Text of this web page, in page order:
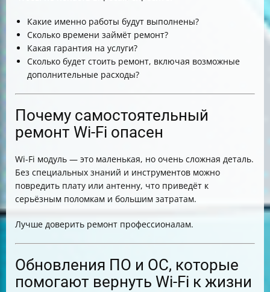
Какие именно работы будут выполнены?
Сколько времени займёт ремонт?
Какая гарантия на услуги?
Сколько будет стоить ремонт, включая возможные
дополнительные расходы?
Почему самостоятельный
ремонт Wi-Fi опасен
Wi-Fi модуль — это маленькая, но очень сложная деталь.
Без специальных знаний и инструментов можно
повредить плату или антенну, что приведёт к
серьёзным поломкам и большим затратам.
Лучше доверить ремонт профессионалам.
Обновления ПО и ОС, которые
помогают вернуть Wi-Fi к жизни